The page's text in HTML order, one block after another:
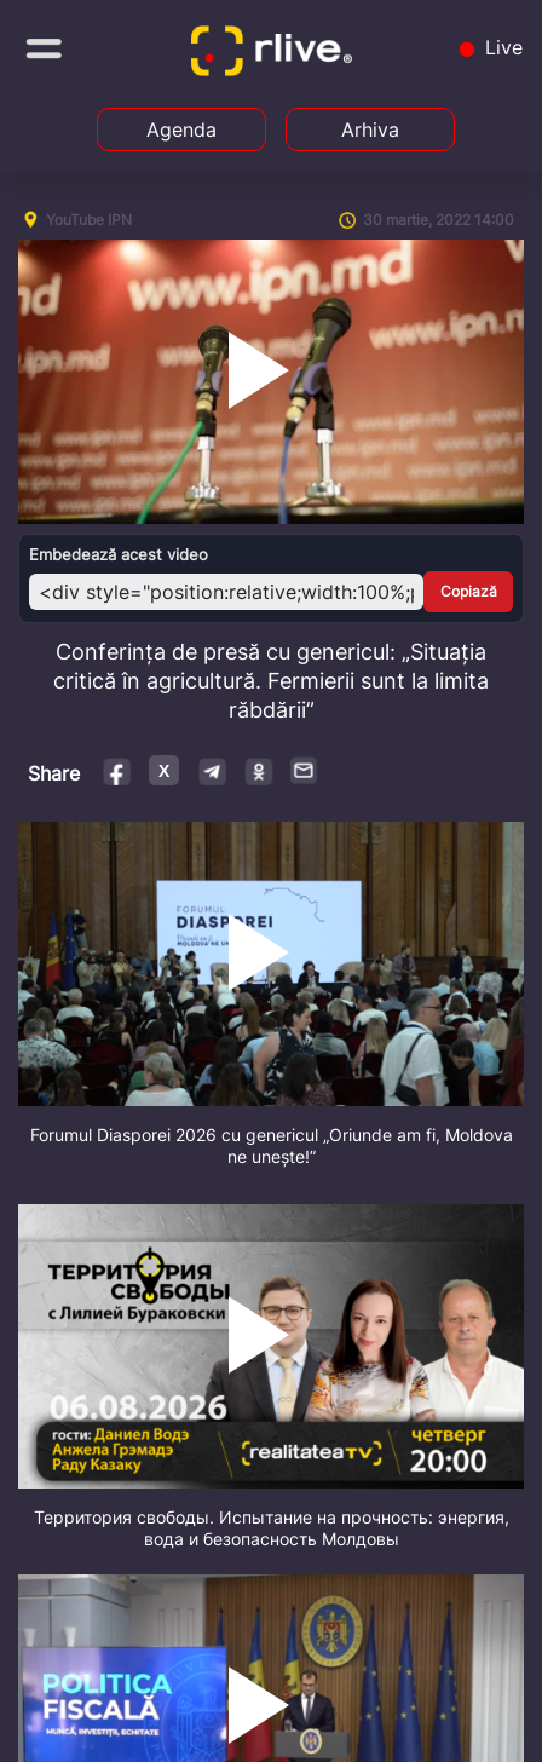
Live
Agenda Arhiva
YouTube IPN 30 martie, 2022 14:00
Play
Video
Embedează acest video
Copiază
Conferința de presă cu genericul: „Situația
critică în agricultură. Fermierii sunt la limita
răbdării”
Share
Forumul Diasporei 2026 cu genericul „Oriunde am fi, Moldova
ne unește!”
Территория свободы. Испытание на прочность: энергия,
вода и безопасность Молдовы